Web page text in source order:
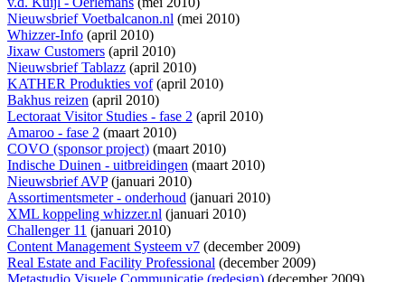
Nieuwsbrief Voetbalcanon.nl (mei 2010)
Whizzer-Info (april 2010)
Jixaw Customers (april 2010)
Nieuwsbrief Tablazz (april 2010)
KATHER Produkties vof(april 2010)
Bakhus reizen (april 2010)
Lectoraat Visitor Studies - fase 2 (april 2010)
Amaroo - fase 2 (maart 2010)
COVO (sponsor project) (maart 2010)
Indische Duinen - uitbreidingen (maart 2010)
Nieuwsbrief AVP(januari 2010)
Assortimentsmeter - onderhoud (januari 2010)
XML koppeling whizzer.nl (januari 2010)
Challenger 11 (januari 2010)
Content Management Systeem v7 (december 2009)
Real Estate and Facility Professional (december 2009)